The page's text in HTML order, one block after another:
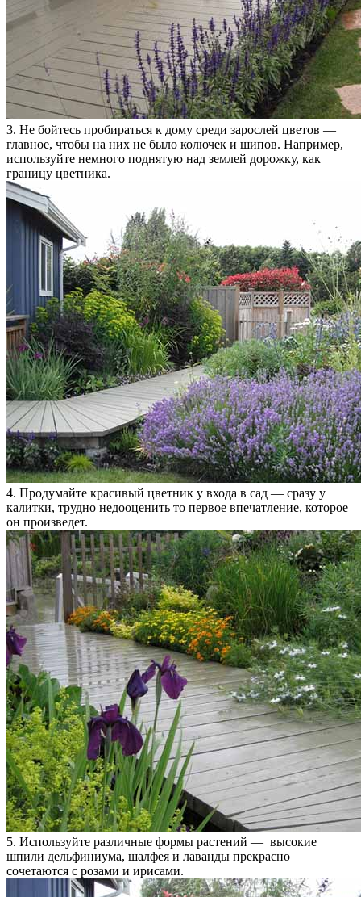
3. Не бойтесь пробираться к дому среди зарослей цветов —
главное, чтобы на них не было колючек и шипов. Например,
используйте немного поднятую над землей дорожку, как
границу цветника.
4. Продумайте красивый цветник у входа в сад — сразу у
калитки, трудно недооценить то первое впечатление, которое
он произведет.
5. Используйте различные формы растений — высокие
шпили дельфиниума, шалфея и лаванды прекрасно
сочетаются с розами и ирисами.